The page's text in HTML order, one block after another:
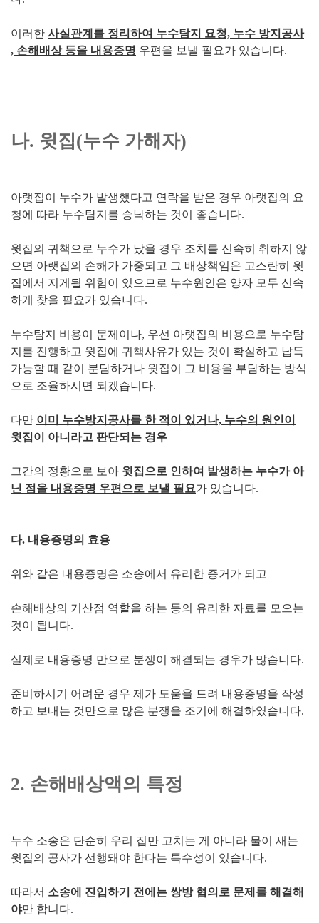
이러한 사실관계를 정리하여 누수탐지 요청, 누수 방지공사
, 손해배상 등을 내용증명 우편을 보낼 필요가 있습니다.
나. 윗집(누수 가해자)
아랫집이 누수가 발생했다고 연락을 받은 경우 아랫집의 요
청에 따라 누수탐지를 승낙하는 것이 좋습니다.
윗집의 귀책으로 누수가 났을 경우 조치를 신속히 취하지 않
으면 아랫집의 손해가 가중되고 그 배상책임은 고스란히 윗
집에서 지게될 위험이 있으므로 누수원인은 양자 모두 신속
하게 찾을 필요가 있습니다.
누수탐지 비용이 문제이나, 우선 아랫집의 비용으로 누수탐
지를 진행하고 윗집에 귀책사유가 있는 것이 확실하고 납득
가능할 때 같이 분담하거나 윗집이 그 비용을 부담하는 방식
으로 조율하시면 되겠습니다.
다만 이미 누수방지공사를 한 적이 있거나, 누수의 원인이
윗집이 아니라고 판단되는 경우
그간의 정황으로 보아 윗집으로 인하여 발생하는 누수가 아
닌 점을 내용증명 우편으로 보낼 필요가 있습니다.
다. 내용증명의 효용
위와 같은 내용증명은 소송에서 유리한 증거가 되고
손해배상의 기산점 역할을 하는 등의 유리한 자료를 모으는
것이 됩니다.
실제로 내용증명 만으로 분쟁이 해결되는 경우가 많습니다.
준비하시기 어려운 경우 제가 도움을 드려 내용증명을 작성
하고 보내는 것만으로 많은 분쟁을 조기에 해결하였습니다.
2. 손해배상액의 특정
누수 소송은 단순히 우리 집만 고치는 게 아니라 물이 새는
윗집의 공사가 선행돼야 한다는 특수성이 있습니다.
따라서 소송에 진입하기 전에는 쌍방 협의로 문제를 해결해
야만 합니다.